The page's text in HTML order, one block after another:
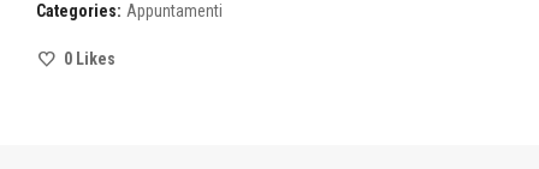
Categories: Appuntamenti
0 Likes